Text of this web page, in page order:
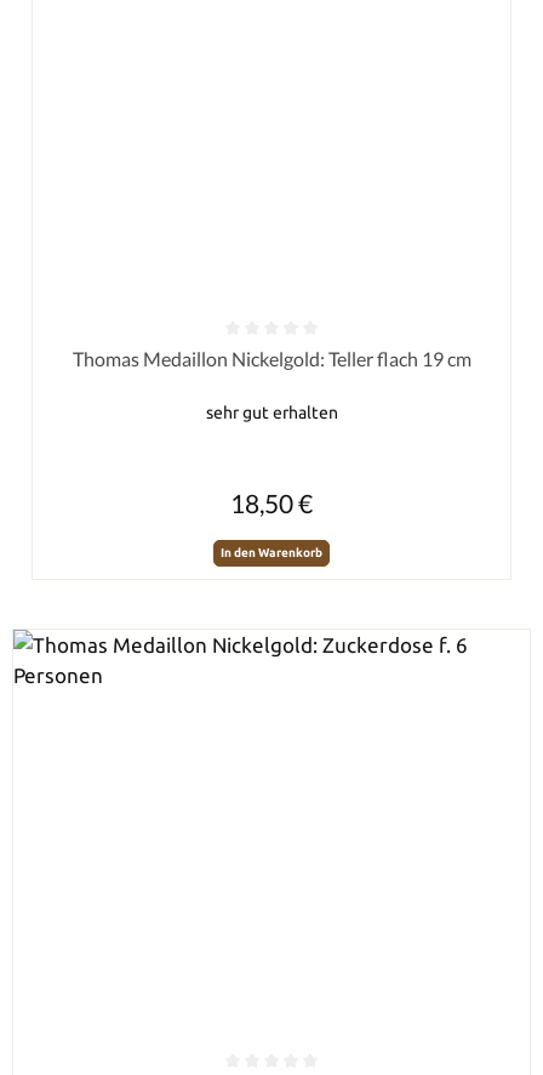
Durchschnittliche Bewertung von 0 von 5 Sternen
Thomas Medaillon Nickelgold: Teller flach 19 cm
sehr gut erhalten
18,50 €
In den Warenkorb